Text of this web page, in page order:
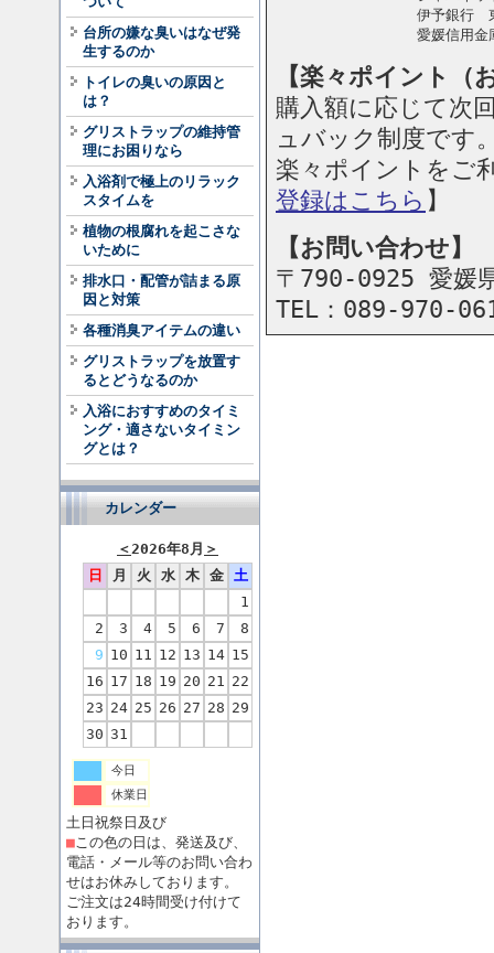
台所の嫌な臭いはなぜ発
生するのか
トイレの臭いの原因と
は？
グリストラップの維持管
理にお困りなら
入浴剤で極上のリラック
スタイムを
植物の根腐れを起こさな
いために
排水口・配管が詰まる原
因と対策
各種消臭アイテムの違い
グリストラップを放置す
るとどうなるのか
入浴におすすめのタイミ
ング・適さないタイミン
グとは？
カレンダー
＜2026年8月 ＞
日
月 火 水 木 金
土
1
2
3 4 5 6 7
8
9 10 11 12 13 14 15
16 17 18 19 20 21 22
23 24 25 26 27 28 29
30 31
今日
休業日
土日祝祭日及び
■この色の日は、発送及び、
電話・メール等のお問い合わ
せはお休みしております。
ご注文は24時間受け付けて
おります。
伊予銀行
愛媛信用
【楽々ポイント（
購入額に応じて次
ュバック制度です
楽々ポイントをご
登録はこちら 】
【お問い合わせ】
〒790-0925 愛媛
TEL：089-970-